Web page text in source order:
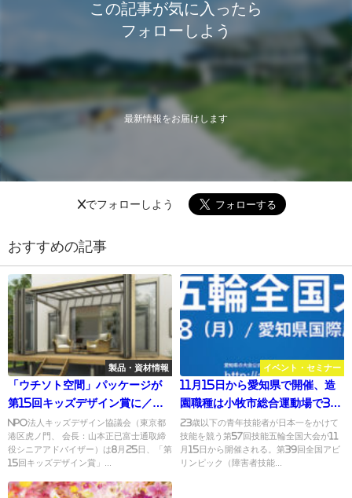
この記事が気に入ったら
フォローしよう
最新情報をお届けします
Xでフォローしよう
おすすめの記事
製品・資材情報
「ウチソト空間」パッケージが
第15回キッズデザイン賞に／
YKK AP
NPO法人キッズデザイン協議会（東京都
港区虎ノ門、 会長：山本正已富士通取締
役シニアアドバイザー）は8月25日、「第
15回キッズデザイン賞」...
イベント・セミナー
11月15日から愛知県で開催、造
園職種は小牧市総合運動場で34
選手が技を競う／あいち技能五
輪・アビリンピック2019
23歳以下の青年技能者が日本一をかけて
技能を競う第57回技能五輪全国大会が11
月15日から開催される。第39回全国アビ
リンピック（障害者技能...